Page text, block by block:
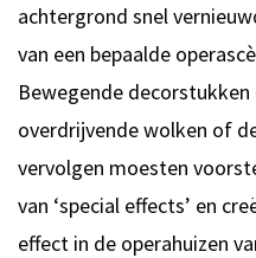
achtergrond snel
van een bepaalde
Bewegende
overdrijvende wolken of
vervolgen moesten
van ‘special effects’ en
effect in de operahuizen